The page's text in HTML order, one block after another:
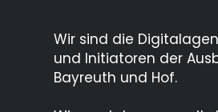
Wir sind die
und Initiatoren der
Bayreuth und Hof.